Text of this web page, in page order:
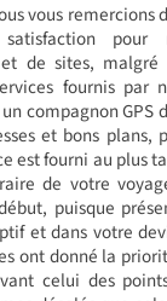
vous remercions
pour
et de sites,
fournis par
compagnon GPS
et bons plans,
est fourni au plus
de votre
puisque
et dans votre
ont donné la
celui des